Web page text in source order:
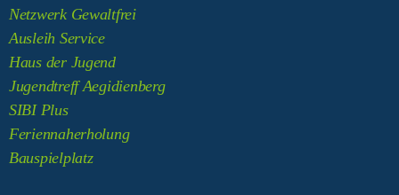
Netzwerk Gewaltfrei
Ausleih Service
Haus der Jugend
Jugendtreff Aegidienberg
SIBI Plus
Feriennaherholung
Bauspielplatz